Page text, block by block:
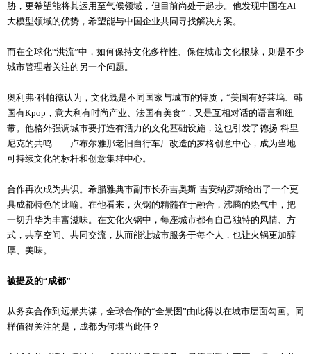
胁，更希望能将其运用至气候领域，但目前尚处于起步。他发现中国在AI
大模型领域的优势，希望能与中国企业共同寻找解决方案。
而在全球化“洪流”中，如何保持文化多样性、保住城市文化根脉，则是不少
城市管理者关注的另一个问题。
奥利弗·科帕德认为，文化既是不同国家与城市的特质，“美国有好莱坞、韩
国有Kpop，意大利有时尚产业、法国有美食”，又是互相对话的语言和纽
带。他格外强调城市要打造有活力的文化基础设施，这也引发了德扬·科里
尼克的共鸣——卢布尔雅那老旧自行车厂改造的罗格创意中心，成为当地
可持续文化的标杆和创意集群中心。
合作再次成为共识。希腊雅典市副市长乔吉奥斯·吉安纳罗斯给出了一个更
具成都特色的比喻。在他看来，火锅的精髓在于融合，沸腾的热气中，把
一切升华为丰富滋味。在文化火锅中，每座城市都有自己独特的风情、方
式，共享空间、共同交流，从而能让城市服务于每个人，也让火锅更加醇
厚、美味。
被提及的“成都”
从务实合作到远景共谋，全球合作的“全景图”由此得以在城市层面勾画。同
样值得关注的是，成都为何堪当此任？